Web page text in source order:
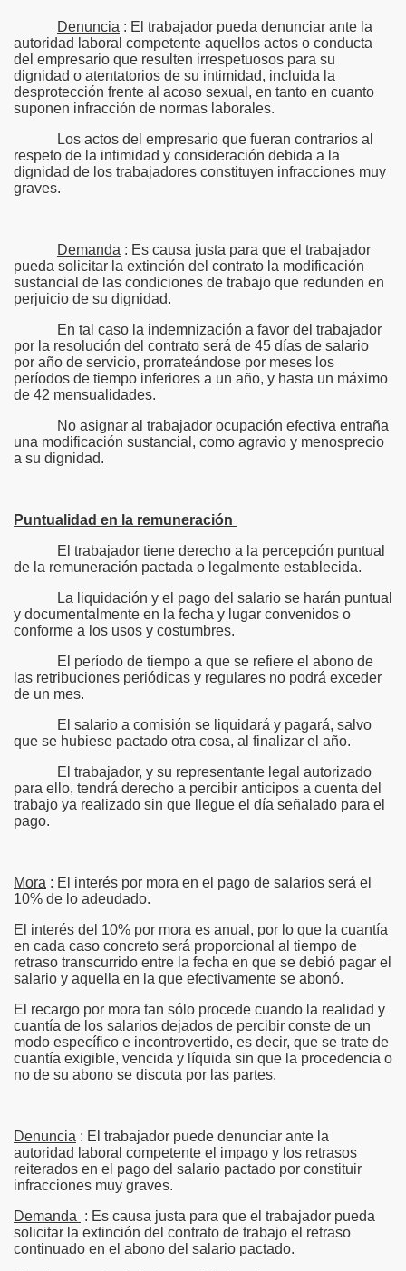
Denuncia : El trabajador pueda denunciar ante la
autoridad laboral competente aquellos actos o conducta
del empresario que resulten irrespetuosos para su
dignidad o atentatorios de su intimidad, incluida la
desprotección frente al acoso sexual, en tanto en cuanto
suponen infracción de normas laborales.
Los actos del empresario que fueran contrarios al
respeto de la intimidad y consideración debida a la
dignidad de los trabajadores constituyen infracciones muy
graves.
Demanda : Es causa justa para que el trabajador
pueda solicitar la extinción del contrato la modificación
sustancial de las condiciones de trabajo que redunden en
perjuicio de su dignidad.
En tal caso la indemnización a favor del trabajador
por la resolución del contrato será de 45 días de salario
por año de servicio, prorrateándose por meses los
períodos de tiempo inferiores a un año, y hasta un máximo
de 42 mensualidades.
No asignar al trabajador ocupación efectiva entraña
una modificación sustancial, como agravio y menosprecio
a su dignidad.
Puntualidad en la remuneración
El trabajador tiene derecho a la percepción puntual
de la remuneración pactada o legalmente establecida.
La liquidación y el pago del salario se harán puntual
y documentalmente en la fecha y lugar convenidos o
conforme a los usos y costumbres.
El período de tiempo a que se refiere el abono de
las retribuciones periódicas y regulares no podrá exceder
de un mes.
El salario a comisión se liquidará y pagará, salvo
que se hubiese pactado otra cosa, al finalizar el año.
El trabajador, y su representante legal autorizado
para ello, tendrá derecho a percibir anticipos a cuenta del
trabajo ya realizado sin que llegue el día señalado para el
pago.
Mora : El interés por mora en el pago de salarios será el
10% de lo adeudado.
El interés del 10% por mora es anual, por lo que la cuantía
en cada caso concreto será proporcional al tiempo de
retraso transcurrido entre la fecha en que se debió pagar el
salario y aquella en la que efectivamente se abonó.
El recargo por mora tan sólo procede cuando la realidad y
cuantía de los salarios dejados de percibir conste de un
modo específico e incontrovertido, es decir, que se trate de
cuantía exigible, vencida y líquida sin que la procedencia o
no de su abono se discuta por las partes.
Denuncia : El trabajador puede denunciar ante la
autoridad laboral competente el impago y los retrasos
reiterados en el pago del salario pactado por constituir
infracciones muy graves.
Demanda : Es causa justa para que el trabajador pueda
solicitar la extinción del contrato de trabajo el retraso
continuado en el abono del salario pactado.